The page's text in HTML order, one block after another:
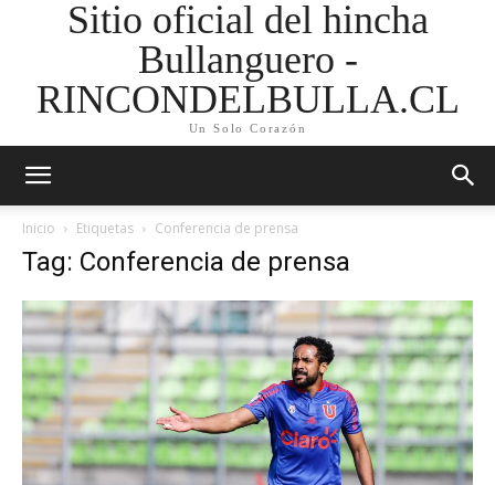
Sitio oficial del hincha
Bullanguero -
RINCONDELBULLA.CL
Un Solo Corazón
Inicio Etiquetas Conferencia de prensa
Tag: Conferencia de prensa